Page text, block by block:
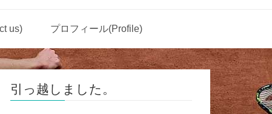
us) プロフィール(Profile)
引っ越しました。